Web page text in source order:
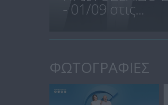
- 01/09 στις...
ΦΩΤΟΓΡΑΦΙΕΣ